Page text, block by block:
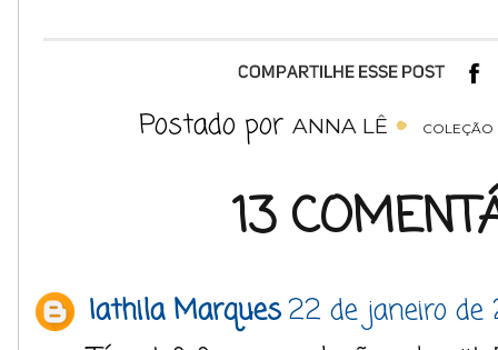
Postado por ANNA LÊ COLEÇÃO
13
Iathila Marques22 de janeiro de